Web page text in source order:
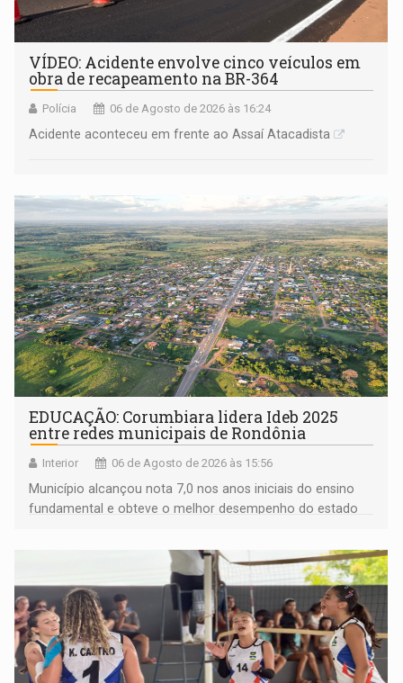
VÍDEO: Acidente envolve cinco veículos em
obra de recapeamento na BR-364
Polícia 06 de Agosto de 2026 às 16:24
Acidente aconteceu em frente ao Assaí Atacadista
EDUCAÇÃO: Corumbiara lidera Ideb 2025
entre redes municipais de Rondônia
Interior 06 de Agosto de 2026 às 15:56
Município alcançou nota 7,0 nos anos iniciais do ensino
fundamental e obteve o melhor desempenho do estado